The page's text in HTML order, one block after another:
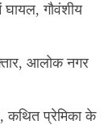
गौवंशीय
आलोक नगर
कथित प्रेमिका के